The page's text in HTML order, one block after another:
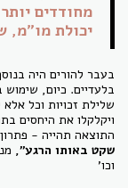
מחודדים
יכולת מו"מ,
בעבר להורים היה
בלעדיים. כיום,
שלילת זכויות וכל
ויקלקלו את היחסים
התוצאה תהייה -
שקט באותו הרגע",
וכו'